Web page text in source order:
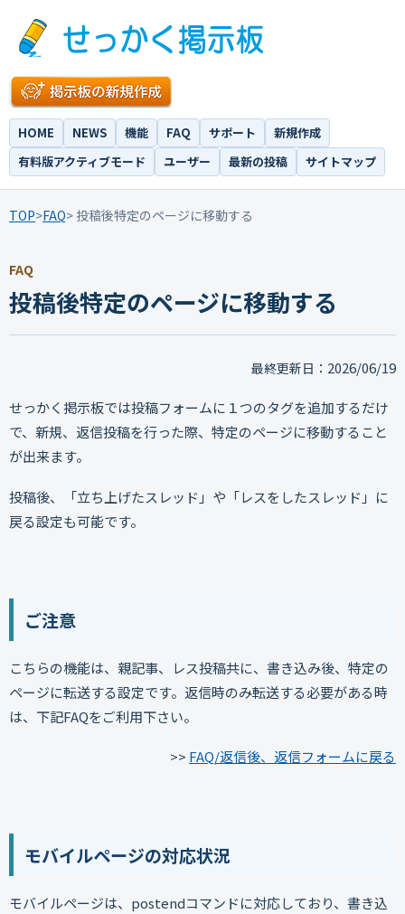
HOME NEWS 機能 FAQ サポート
新規作成
有料版アクティブモード
ユーザー 最新の投稿 サイトマップ
TOP>FAQ> 投稿後特定のページに移動する
FAQ
投稿後特定のページに移動する
最終更新日： 2026/06/19
せっかく掲示板では投稿フォームに１つのタグを追加するだけ
で、新規、返信投稿を行った際、特定のページに移動すること
が出来ます。
投稿後、「立ち上げたスレッド」や「レスをしたスレッド」に
戻る設定も可能です。
ご注意
こちらの機能は、親記事、レス投稿共に、書き込み後、特定の
ページに転送する設定です。返信時のみ転送する必要がある時
は、下記FAQをご利用下さい。
>> FAQ/返信後、返信フォームに戻る
モバイルページの対応状況
モバイルページは、postendコマンドに対応しており、書き込